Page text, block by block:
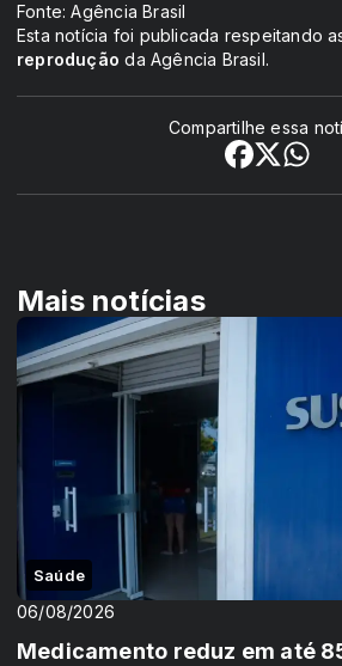
Fonte: Agência Brasil
Esta notícia foi publicada respeitando
reprodução da Agência Brasil.
Compartilhe essa
Mais notícias
Saúde
06/08/2026
Medicamento reduz em até